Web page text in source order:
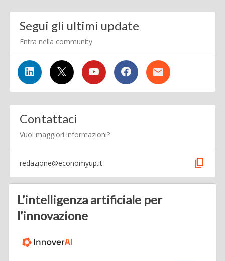
Segui gli ultimi update
Entra nella community
Contattaci
Vuoi maggiori informazioni?
redazione@economyup.it content_copy
L’intelligenza artificiale per
l’innovazione